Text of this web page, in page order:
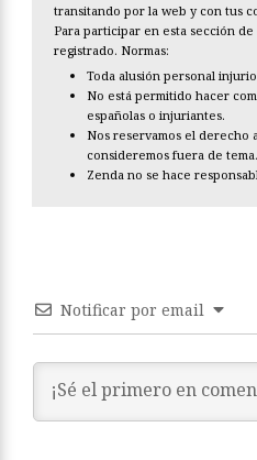
transitando por la web y con tus
Para participar en esta sección
registrado. Normas:
Toda alusión personal
No está permitido hacer
españolas o injuriantes.
Nos reservamos el derecho
consideremos fuera de tema.
Zenda no se hace
Notificar por email